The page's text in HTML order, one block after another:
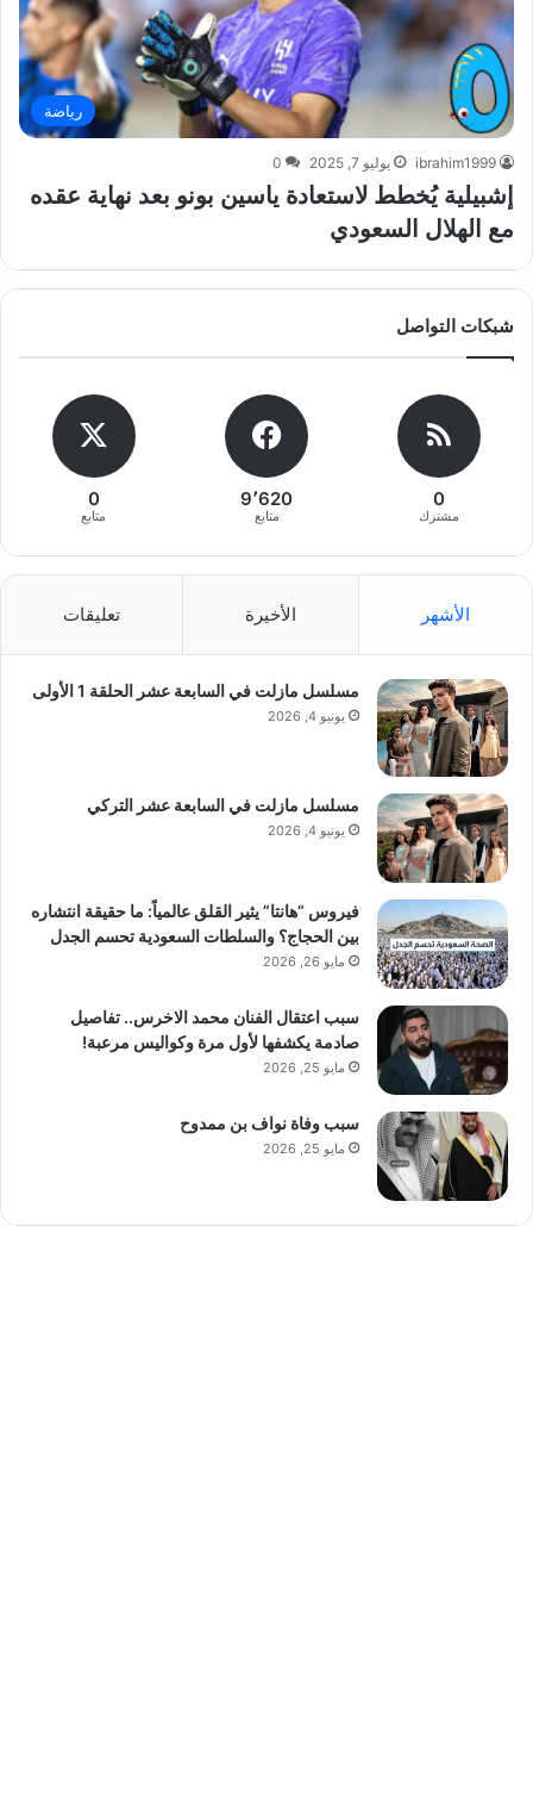
رياضة
ibrahim1999 يوليو 7, 2025 0
إشبيلية يُخطط لاستعادة ياسين بونو بعد نهاية عقده
مع الهلال السعودي
شبكات التواصل
0
مشترك
9٬620
متابع
0
متابع
الأشهر الأخيرة تعليقات
مسلسل مازلت في السابعة عشر الحلقة 1 الأولى
يونيو 4, 2026
مسلسل مازلت في السابعة عشر التركي
يونيو 4, 2026
فيروس “هانتا” يثير القلق عالمياً: ما حقيقة انتشاره
بين الحجاج؟ والسلطات السعودية تحسم الجدل
مايو 26, 2026
سبب اعتقال الفنان محمد الاخرس.. تفاصيل
صادمة يكشفها لأول مرة وكواليس مرعبة!
مايو 25, 2026
سبب وفاة نواف بن ممدوح
مايو 25, 2026